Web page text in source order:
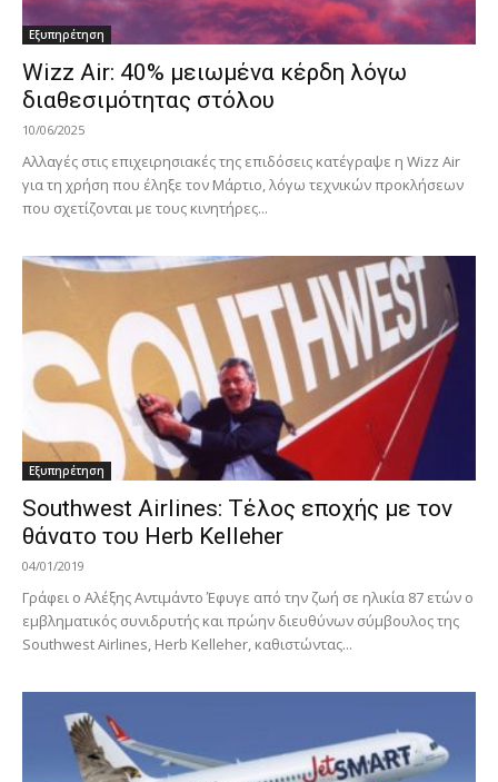
Εξυπηρέτηση
Wizz Air: 40% μειωμένα κέρδη λόγω
διαθεσιμότητας στόλου
10/06/2025
Αλλαγές στις επιχειρησιακές της επιδόσεις κατέγραψε η Wizz Air
για τη χρήση που έληξε τον Μάρτιο, λόγω τεχνικών προκλήσεων
που σχετίζονται με τους κινητήρες...
Εξυπηρέτηση
Southwest Airlines: Τέλος εποχής με τον
θάνατο του Herb Kelleher
04/01/2019
Γράφει ο Αλέξης Αντιμάντο Έφυγε από την ζωή σε ηλικία 87 ετών ο
εμβληματικός συνιδρυτής και πρώην διευθύνων σύμβουλος της
Southwest Airlines, Herb Kelleher, καθιστώντας...